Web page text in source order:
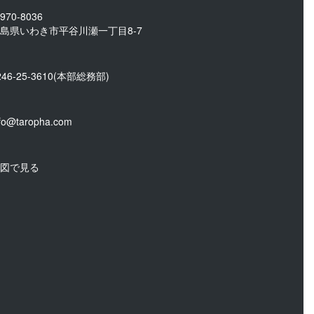
8036
県いわき市平谷川瀬一丁目8-7
25-3610(本部総務部)
で見る